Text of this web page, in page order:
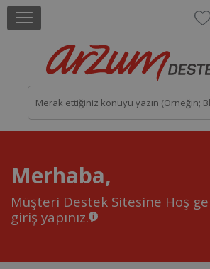
Merhaba,
Müşteri Destek Sitesine Hoş
giriş yapınız.